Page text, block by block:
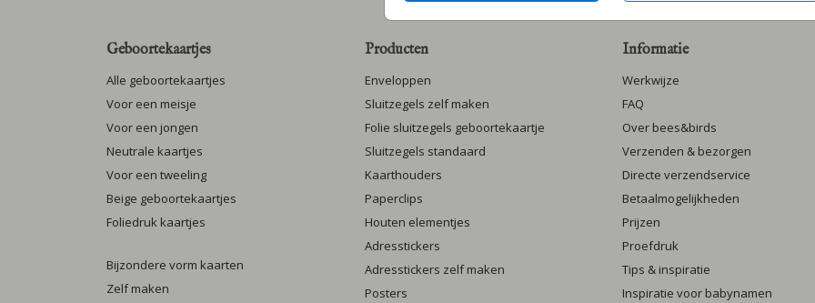
Geboortekaartjes
Alle geboortekaartjes
Voor een meisje
Voor een jongen
Neutrale kaartjes
Voor een tweeling
Beige geboortekaartjes
Foliedruk kaartjes
Bijzondere vorm kaarten
Zelf maken
Producten
Enveloppen
Sluitzegels zelf maken
Folie sluitzegels geboortekaartje
Sluitzegels standaard
Kaarthouders
Paperclips
Houten elementjes
Adresstickers
Adresstickers zelf maken
Posters
Informatie
Werkwijze
FAQ
Over bees&birds
Verzenden & bezorgen
Directe verzendservice
Betaalmogelijkheden
Prijzen
Proefdruk
Tips & inspiratie
Inspiratie voor babynamen